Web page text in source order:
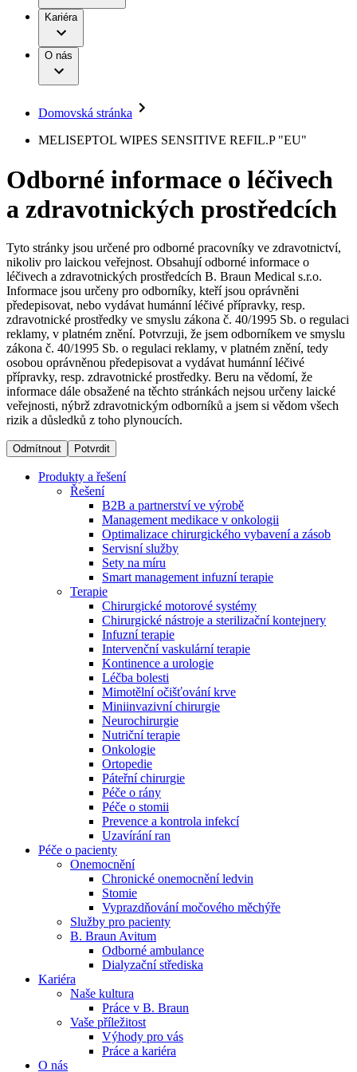
Léčba bolesti
Mimotělní očišťování krve
Neurochirurgie
Onkologie
Ortopedie
Páteřní chirurgie
Péče o rány
Prevence a kontrola infekcí
Uzavírání ran
Řešení
Terapie
Produktový katalog​
Objevte naše produkty. Navštivte produktový katalog B.
Braun s našim kompletním produktovým portfoliem.
Onemocnění
B. Braun Avitum
Dialyzační střediska​
B. Braun Avitum poskytuje kvalitní dialyzační péči ve všech
svých střediscích v České republice. Více informací se
dozvíte na stránkách jednotlivých středisek.
Odborné ambulance
Naše specializované ambulance jsou tu pro vás. Zvolte
specializaci a město, které potřebujete, a objednejte se do naší
ambulance.
Práce a kariéra
Naše kultura
Vaše příležitost​
Nabídky pracovních míst
Objevte své kariérní příležitosti ​v B. Braun. Vyhledejte náš trh
práce​ pro zajímavé pozice.​
Odpovědnost
Média
Tiskové zprávy
Kontakt
Kontaktní formulář
Registrace k odběru newsletteru
Odpovědnost
Média
Kontakt
Zůstaňte v dialogu s B. Braun. ​Kontaktujte nás.​
Kariéra
O nás
Domovská stránka
MELISEPTOL WIPES SENSITIVE REFIL.P "EU"
Odborné informace o léčivech
a zdravotnických prostředcích
Tyto stránky jsou určené pro odborné pracovníky ve zdravotnictví,
nikoliv pro laickou veřejnost. Obsahují odborné informace o
léčivech a zdravotnických prostředcích B. Braun Medical s.r.o.
Informace jsou určeny pro odborníky, kteří jsou oprávněni
předepisovat, nebo vydávat humánní léčivé přípravky, resp.
zdravotnické prostředky ve smyslu zákona č. 40/1995 Sb. o regulaci
reklamy, v platném znění. Potvrzuji, že jsem odborníkem ve smyslu
zákona č. 40/1995 Sb. o regulaci reklamy, v platném znění, tedy
osobou oprávněnou předepisovat a vydávat humánní léčivé
přípravky, resp. zdravotnické prostředky. Beru na vědomí, že
informace dále obsažené na těchto stránkách nejsou určeny laické
veřejnosti, nýbrž zdravotnickým odborníků a jsem si vědom všech
rizik a důsledků z toho plynoucích.
Odmítnout Potvrdit
Produkty a řešení
Řešení
B2B a partnerství ve výrobě
Management medikace v onkologii
Optimalizace chirurgického vybavení a zásob
Servisní služby
Sety na míru
Smart management infuzní terapie​
Terapie
Chirurgické motorové systémy
Chirurgické nástroje a sterilizační kontejnery
Infuzní terapie
Intervenční vaskulární terapie
Kontinence a urologie
Léčba bolesti
Mimotělní očišťování krve
Miniinvazivní chirurgie
Neurochirurgie
Nutriční terapie
Onkologie
Ortopedie
Páteřní chirurgie
Péče o rány
Péče o stomii
Prevence a kontrola infekcí
Uzavírání ran
Péče o pacienty
Onemocnění
Chronické onemocnění ledvin
Stomie
Vyprazdňování močového měchýře
Služby pro pacienty
B. Braun Avitum
Odborné ambulance
Dialyzační střediska
Kariéra
Naše kultura
Práce v B. Braun
Vaše příležitost​
Výhody pro vás
Práce a kariéra
O nás